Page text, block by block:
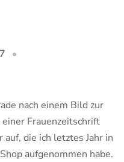
nach einem Bild zur
Frauenzeitschrift
die ich letztes Jahr in
aufgenommen habe.